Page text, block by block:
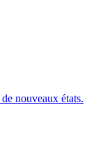
nouveaux états.